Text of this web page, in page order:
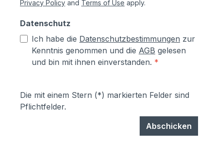
Privacy Policy and Terms of Use apply.
Datenschutz
Ich habe die Datenschutzbestimmungen zur
Kenntnis genommen und die AGB gelesen
und bin mit ihnen einverstanden. *
Die mit einem Stern (*) markierten Felder sind
Pflichtfelder.
Abschicken